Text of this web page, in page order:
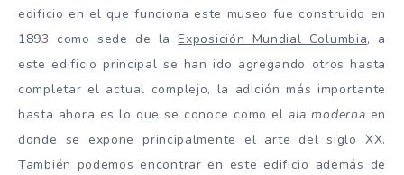
edificio en el que funciona este museo fue construido en
1893 como sede de laExposición Mundial Columbia, a
este edificio principal se han ido agregando otros hasta
completar el actual complejo, la adición más importante
hasta ahora es lo que se conoce como elala moderna en
donde se expone principalmente el arte del siglo XX.
También podemos encontrar en este edificio además de